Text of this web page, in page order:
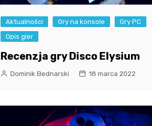
Aktualności Gry na konsole
Gry PC
Opis gier
Recenzja gry Disco Elysium
Dominik Bednarski 18 marca 2022